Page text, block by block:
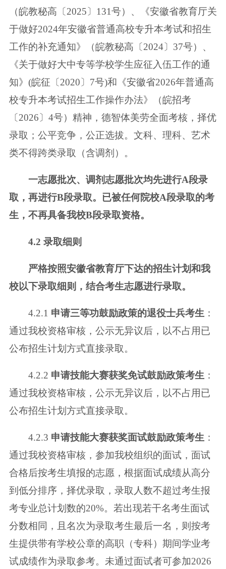
（皖教秘高〔2025〕131号）、《安徽省教育厅关
于做好2024年安徽省普通高校专升本考试和招生
工作的补充通知》（皖教秘高〔2024〕37号）、
《关于做好大中专等学校学生应征入伍工作的通
知》(皖征〔2020〕7号)和《安徽省2026年普通高
校专升本考试招生工作操作办法》（皖招考
〔2026〕4号）精神，德智体美劳全面考核，择优
录取；公平竞争，公正选拔。 文科、理科、艺术
类不得跨类录取（含调剂）。
一志愿批次、调剂志愿批次均先进行A段录
取，再进行B段录取。已被任何院校A段录取的考
生，不再具备我校B段录取资格。
4.2 录取细则
严格按照安徽省教育厅下达的招生计划和我
校以下录取细则，结合考生志愿进行录取。
4.2.1 申请三等功鼓励政策的退役士兵考生 ：
通过我校资格审核，公示无异议后，以不占用已
公布招生计划方式直接录取。
4.2.2 申请技能大赛获奖免试鼓励政策考生 ：
通过我校资格审核，公示无异议后，以不占用已
公布招生计划方式直接录取。
4.2.3 申请技能大赛获奖面试鼓励政策考生 ：
通过我校资格审核，参加我校组织的面试，面试
合格后按考生填报的志愿，根据面试成绩从高分
到低分排序， 择优录取，录取人数不超过考生报
考专业总计划数的20%。若出现若干名考生面试
分数相同，且名次为录取考生最后一名，则按考
生提供带有学校公章的高职 （专科）期间学业考
试成绩作为录取参考。未通过面试者可参加2026